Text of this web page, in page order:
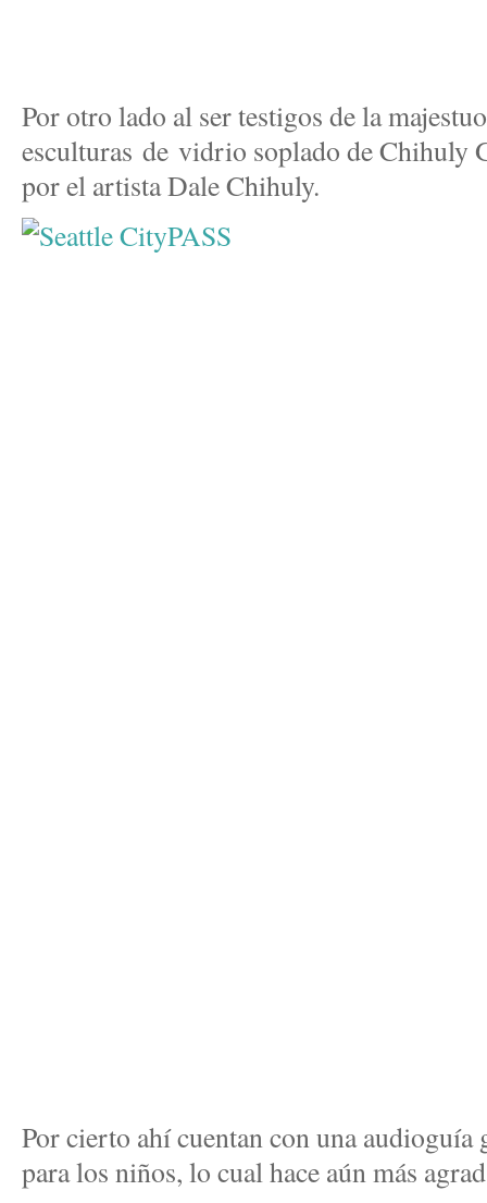
Por otro lado al ser testigos de la
esculturas de vidrio soplado de Chihuly
por el artista Dale Chihuly.
Por cierto ahí cuentan con una
para los niños, lo cual hace aún más